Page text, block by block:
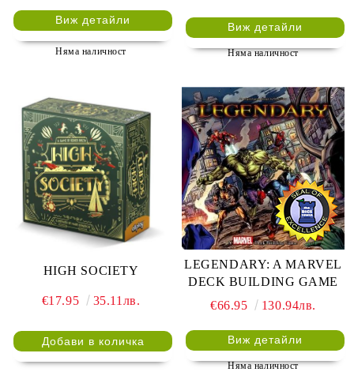
Виж детайли
Няма наличност
Виж детайли
Няма наличност
HIGH SOCIETY
€17.95 35.11лв.
LEGENDARY: A MARVEL
DECK BUILDING GAME
€66.95
130.94лв.
Виж детайли
Няма наличност